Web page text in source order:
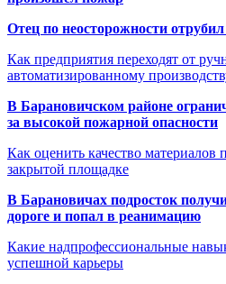
Отец по неосторожности
Как предприятия переходят от
автоматизированному
В Барановичском районе
за высокой пожарной опасности
Как оценить качество материалов
закрытой площадке
В Барановичах подросток
дороге и попал в реанимацию
Какие надпрофессиональные
успешной карьеры